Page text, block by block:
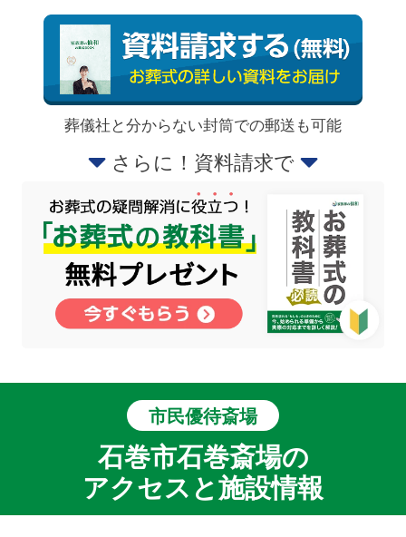
葬儀社と分からない封筒での郵送も可能
さらに！資料請求で
市民優待斎場
石巻市石巻斎場の
アクセスと施設情報